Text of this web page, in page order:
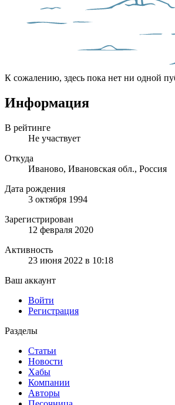
К сожалению, здесь пока нет ни одной
Информация
В рейтинге
Не участвует
Откуда
Иваново, Ивановская обл., Россия
Дата рождения
3 октября 1994
Зарегистрирован
12 февраля 2020
Активность
23 июня 2022 в 10:18
Ваш аккаунт
Войти
Регистрация
Разделы
Статьи
Новости
Хабы
Компании
Авторы